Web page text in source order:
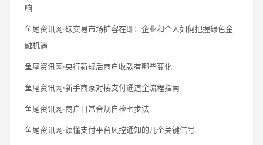
响
鱼尾资讯网·碳交易市场扩容在即：企业和个人如何把握绿色金
融机遇
鱼尾资讯网·央行新规后商户收款有哪些变化
鱼尾资讯网·新手商家对接支付通道全流程指南
鱼尾资讯网·商户日常合规自检七步法
鱼尾资讯网·读懂支付平台风控通知的几个关键信号